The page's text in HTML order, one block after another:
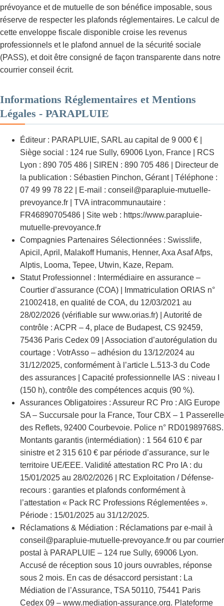
prévoyance et de mutuelle de son bénéfice imposable, sous
réserve de respecter les plafonds réglementaires. Le calcul de
cette enveloppe fiscale disponible croise les revenus
professionnels et le plafond annuel de la sécurité sociale
(PASS), et doit être consigné de façon transparente dans notre
courrier conseil écrit.
Informations Réglementaires et Mentions
Légales - PARAPLUIE
Éditeur : PARAPLUIE, SARL au capital de 9 000 € |
Siège social : 124 rue Sully, 69006 Lyon, France | RCS
Lyon : 890 705 486 | SIREN : 890 705 486 | Directeur de
la publication : Sébastien Pinchon, Gérant | Téléphone :
07 49 99 78 22 | E-mail : conseil@parapluie-mutuelle-
prevoyance.fr | TVA intracommunautaire :
FR46890705486 | Site web : https://www.parapluie-
mutuelle-prevoyance.fr
Compagnies Partenaires Sélectionnées : Swisslife,
Apicil, April, Malakoff Humanis, Henner, Axa Asaf Afps,
Alptis, Looma, Tepee, Utwin, Kaze, Repam.
Statut Professionnel : Intermédiaire en assurance –
Courtier d’assurance (COA) | Immatriculation ORIAS n°
21002418, en qualité de COA, du 12/03/2021 au
28/02/2026 (vérifiable sur www.orias.fr) | Autorité de
contrôle : ACPR – 4, place de Budapest, CS 92459,
75436 Paris Cedex 09 | Association d’autorégulation du
courtage : VotrAsso – adhésion du 13/12/2024 au
31/12/2025, conformément à l’article L.513-3 du Code
des assurances | Capacité professionnelle IAS : niveau I
(150 h), contrôle des compétences acquis (90 %).
Assurances Obligatoires : Assureur RC Pro : AIG Europe
SA – Succursale pour la France, Tour CBX – 1 Passerelle
des Reflets, 92400 Courbevoie. Police n° RD01989768S.
Montants garantis (intermédiation) : 1 564 610 € par
sinistre et 2 315 610 € par période d’assurance, sur le
territoire UE/EEE. Validité attestation RC Pro IA : du
15/01/2025 au 28/02/2026 | RC Exploitation / Défense-
recours : garanties et plafonds conformément à
l’attestation « Pack RC Professions Réglementées ».
Période : 15/01/2025 au 31/12/2025.
Réclamations & Médiation : Réclamations par e-mail à
conseil@parapluie-mutuelle-prevoyance.fr ou par courrier
postal à PARAPLUIE – 124 rue Sully, 69006 Lyon.
Accusé de réception sous 10 jours ouvrables, réponse
sous 2 mois. En cas de désaccord persistant : La
Médiation de l’Assurance, TSA 50110, 75441 Paris
Cedex 09 – www.mediation-assurance.org. Plateforme